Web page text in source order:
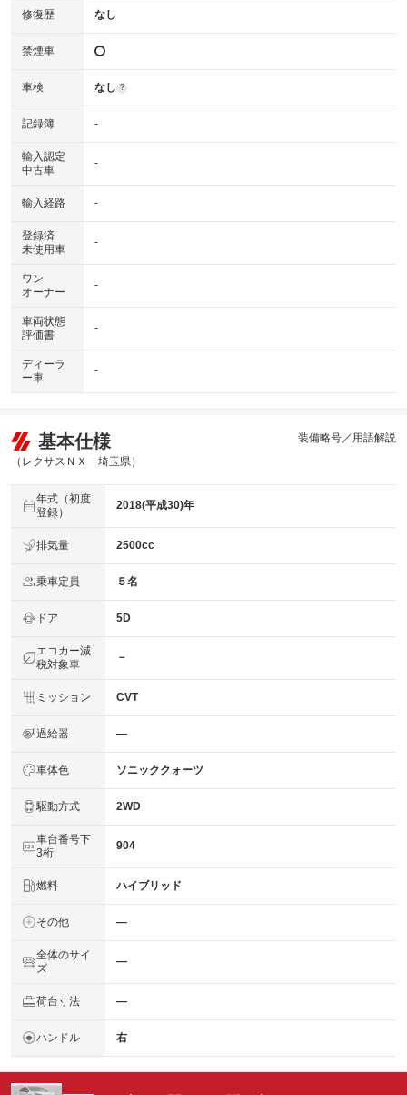
修復歴 なし
禁煙車
車検 なし ?
記録簿 -
輸入認定
中古車
-
輸入経路 -
登録済
未使用車
-
ワン
オーナー
-
車両状態
評価書
-
ディーラ
ー車
-
基本仕様
（レクサスＮＸ 埼玉県）
装備略号／用語解説
年式（初度
登録）
2018(平成30)年
排気量 2500cc
乗車定員 ５名
ドア 5D
エコカー減
税対象車
－
ミッション CVT
過給器 ―
車体色 ソニッククォーツ
駆動方式 2WD
車台番号下
3桁
904
燃料 ハイブリッド
その他 ―
全体のサイ
ズ
―
荷台寸法 ―
ハンドル 右